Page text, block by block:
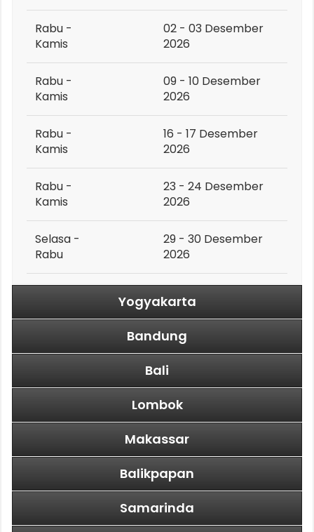
Rabu -
Kamis
02 - 03 Desember
2026
Rabu -
Kamis
09 - 10 Desember
2026
Rabu -
Kamis
16 - 17 Desember
2026
Rabu -
Kamis
23 - 24 Desember
2026
Selasa -
Rabu
29 - 30 Desember
2026
Yogyakarta
Bandung
Bali
Lombok
Makassar
Balikpapan
Samarinda